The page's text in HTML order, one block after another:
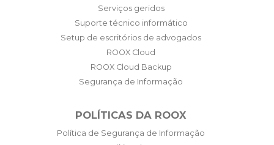
Serviços geridos
Suporte técnico informático
Setup de escritórios de advogados
ROOX Cloud
ROOX Cloud Backup
Segurança de Informação
POLÍTICAS DA ROOX
Política de Segurança de Informação